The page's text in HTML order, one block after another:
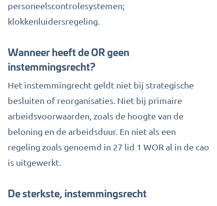
personeelscontrolesystemen;
klokkenluidersregeling.
Wanneer heeft de OR geen
instemmingsrecht?
Het instemmingrecht geldt niet bij strategische
besluiten of reorganisaties. Niet bij primaire
arbeidsvoorwaarden, zoals de hoogte van de
beloning en de arbeidsduur. En niet als een
regeling zoals genoemd in 27 lid 1 WOR al in de cao
is uitgewerkt.
De sterkste, instemmingsrecht